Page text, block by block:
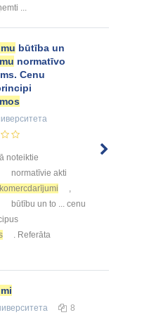
...
būtība un
normatīvo
Cenu
noteiktie
normatīvie akti
komercdarījumi
būtību un to ... cenu
. Referāta
8